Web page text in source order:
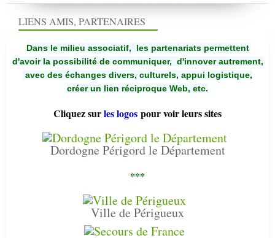
LIENS AMIS, PARTENAIRES
Dans le milieu associatif, les partenariats permettent
d'avoir la possibilité de communiquer, d'innover autrement,
avec des échanges divers, culturels, appui logistique,
créer un lien réciproque Web, etc.
Cliquez surles logos pour voir leurs sites
Dordogne Périgord le Département
***
Ville de Périgueux